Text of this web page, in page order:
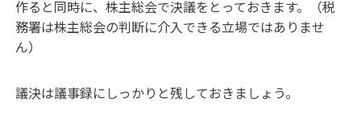
作ると同時に、株主総会で決議をとっておきます。（税
務署は株主総会の判断に介入できる立場ではありませ
ん）
議決は議事録にしっかりと残しておきましょう。